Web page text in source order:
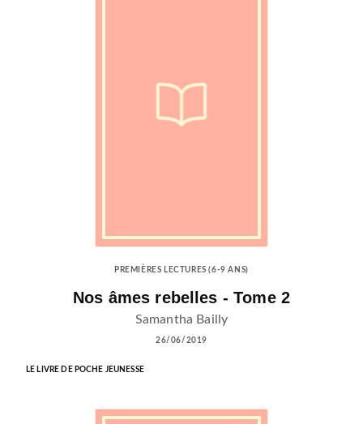
PREMIÈRES LECTURES (6-9 ANS)
Nos âmes rebelles - Tome 2
Samantha Bailly
26/06/2019
LE LIVRE DE POCHE JEUNESSE